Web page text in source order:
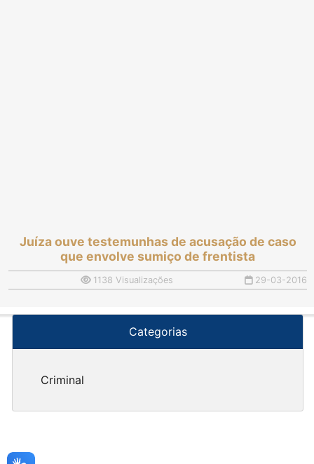
Juíza ouve testemunhas de acusação de caso
que envolve sumiço de frentista
1138 Visualizações 29-03-2016
Categorias
Criminal